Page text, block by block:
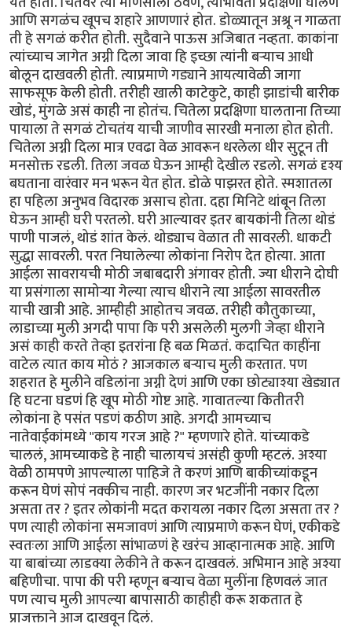
आणि सगळंच खूपच शहारे आणणारं होत. डोळ्यातून अश्रू न गाळता
ती हे सगळं करीत होती. सुदैवाने पाऊस अजिबात नव्हता. काकांना
त्यांच्याच जागेत अग्नी दिला जावा हि इच्छा त्यांनी बऱ्याच आधी
बोलून दाखवली होती. त्याप्रमाणे गड्याने आयत्यावेळी जागा
साफसूफ केली होती. तरीही खाली काटेकुटे, काही झाडांची बारीक
खोडं, मुंगळे असं काही ना होतंच. चितेला प्रदक्षिणा घालताना तिच्या
पायाला ते सगळं टोचतंय याची जाणीव सारखी मनाला होत होती.
चितेला अग्नी दिला मात्र एवढा वेळ आवरून धरलेला धीर सुटून ती
मनसोक्त रडली. तिला जवळ घेऊन आम्ही देखील रडलो. सगळं दृश्य
बघताना वारंवार मन भरून येत होत. डोळे पाझरत होते. स्मशातला
हा पहिला अनुभव विदारक असाच होता. दहा मिनिटे थांबून तिला
घेऊन आम्ही घरी परतलो. घरी आल्यावर इतर बायकांनी तिला थोडं
पाणी पाजलं, थोडं शांत केलं. थोड्याच वेळात ती सावरली. धाकटी
सुद्धा सावरली. परत निघालेल्या लोकांना निरोप देत होत्या. आता
आईला सावरायची मोठी जबाबदारी अंगावर होती. ज्या धीराने दोघी
या प्रसंगाला सामोऱ्या गेल्या त्याच धीराने त्या आईला सावरतील
याची खात्री आहे. आम्हीही आहोतच जवळ. तरीही कौतुकाच्या,
लाडाच्या मुली अगदी पापा कि परी असलेली मुलगी जेव्हा धीराने
असं काही करते तेव्हा इतरांना हि बळ मिळतं. कदाचित काहींना
वाटेल त्यात काय मोठं ? आजकाल बऱ्याच मुली करतात. पण
शहरात हे मुलीने वडिलांना अग्नी देणं आणि एका छोट्याश्या खेड्यात
हि घटना घडणं हि खूप मोठी गोष्ट आहे. गावातल्या कितीतरी
लोकांना हे पसंत पडणं कठीण आहे. अगदी आमच्याच
नातेवाईकांमध्ये "काय गरज आहे ?" म्हणणारे होते. यांच्याकडे
चाललं, आमच्याकडे हे नाही चालायचं असंही कुणी म्हटलं. अश्या
वेळी ठामपणे आपल्याला पाहिजे ते करणं आणि बाकीच्यांकडून
करून घेणं सोपं नक्कीच नाही. कारण जर भटजींनी नकार दिला
असता तर ? इतर लोकांनी मदत करायला नकार दिला असता तर ?
पण त्याही लोकांना समजावणं आणि त्याप्रमाणे करून घेणं, एकीकडे
स्वतःला आणि आईला सांभाळणं हे खरंच आव्हानात्मक आहे. आणि
या बाबांच्या लाडक्या लेकीने ते करून दाखवलं. अभिमान आहे अश्या
बहिणीचा. पापा की परी म्हणून बऱ्याच वेळा मुलींना हिणवलं जात
पण त्याच मुली आपल्या बापासाठी काहीही करू शकतात हे
प्राजक्ताने आज दाखवून दिलं.